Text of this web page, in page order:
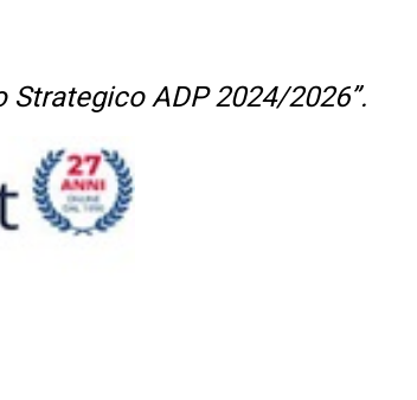
ADP 2024/2026”.